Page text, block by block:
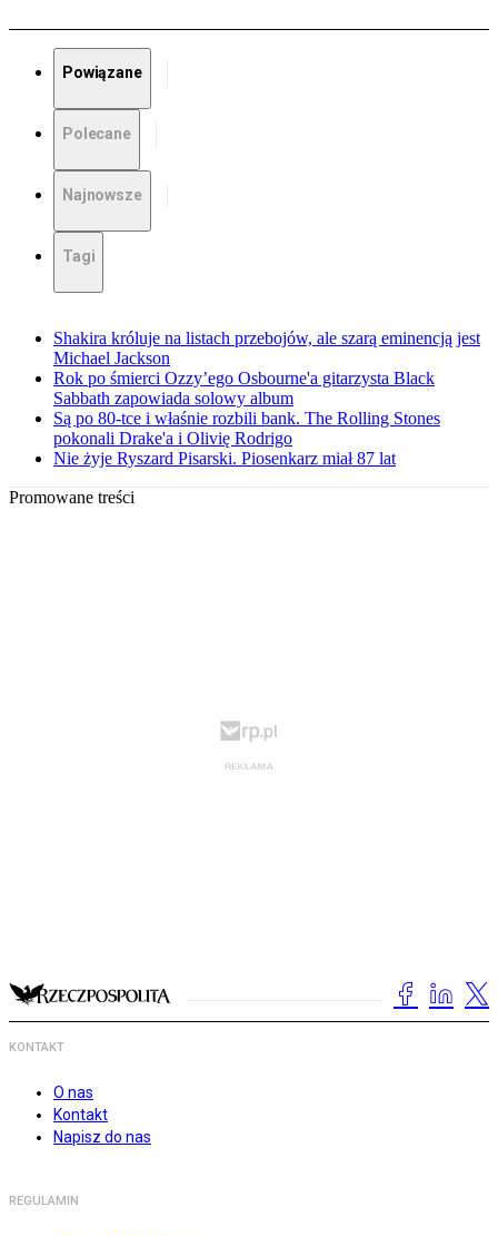
Powiązane
Polecane
Najnowsze
Tagi
Shakira króluje na listach przebojów, ale szarą eminencją jest
Michael Jackson
Rok po śmierci Ozzy’ego Osbourne'a gitarzysta Black
Sabbath zapowiada solowy album
Są po 80-tce i właśnie rozbili bank. The Rolling Stones
pokonali Drake'a i Olivię Rodrigo
Nie żyje Ryszard Pisarski. Piosenkarz miał 87 lat
Promowane treści
KONTAKT
O nas
Kontakt
Napisz do nas
REGULAMIN